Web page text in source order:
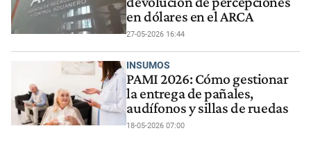
en dólares en el ARCA
27-05-2026 16:44
INSUMOS
PAMI 2026: Cómo gestionar
la entrega de pañales,
audífonos y sillas de ruedas
18-05-2026 07:00